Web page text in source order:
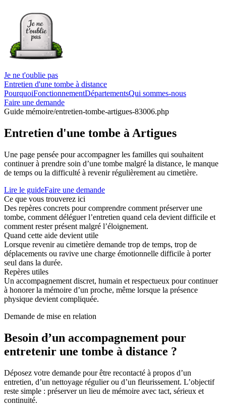
Je ne t'oublie pas
Entretien d'une tombe à distance
PourquoiFonctionnementDépartementsQui sommes-nous
Faire une demande
Guide mémoire/entretien-tombe-artigues-83006.php
Entretien d'une tombe à Artigues
Une page pensée pour accompagner les familles qui souhaitent
continuer à prendre soin d’une tombe malgré la distance, le manque
de temps ou la difficulté à revenir régulièrement au cimetière.
Lire le guideFaire une demande
Ce que vous trouverez ici
Des repères concrets pour comprendre comment préserver une
tombe, comment déléguer l’entretien quand cela devient difficile et
comment rester présent malgré l’éloignement.
Quand cette aide devient utile
Lorsque revenir au cimetière demande trop de temps, trop de
déplacements ou ravive une charge émotionnelle difficile à porter
seul dans la durée.
Repères utiles
Un accompagnement discret, humain et respectueux pour continuer
à honorer la mémoire d’un proche, même lorsque la présence
physique devient compliquée.
Demande de mise en relation
Besoin d’un accompagnement pour
entretenir une tombe à distance ?
Déposez votre demande pour être recontacté à propos d’un
entretien, d’un nettoyage régulier ou d’un fleurissement. L’objectif
reste simple : préserver un lieu de mémoire avec tact, sérieux et
continuité.